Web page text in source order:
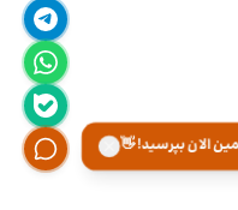
الان بپرسید! 👋